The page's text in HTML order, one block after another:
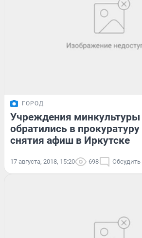
ГОРОД
Учреждения минкультуры
обратились в прокуратуру
снятия афиш в Иркутске
17 августа, 2018, 15:20 698 Обсудить